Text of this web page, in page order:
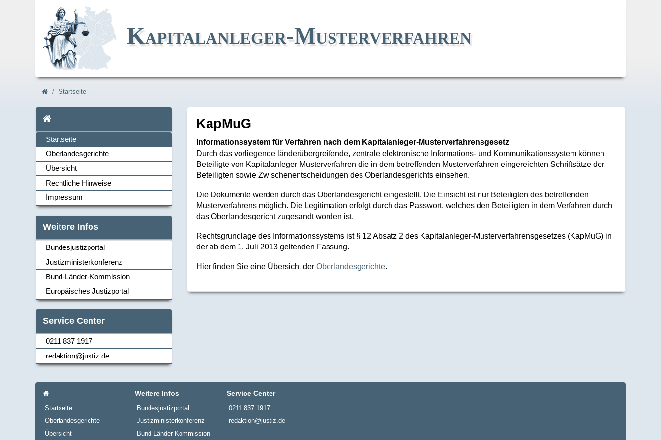
Kapitalanleger-Musterverfahren
Navi_breadcrum
Startseite
Startseite
Navi_links
Startseite
Oberlandesgerichte
Übersicht
Rechtliche Hinweise
Impressum
Weitere Infos
Navi_links
Bundesjustizportal
Justizministerkonferenz
Bund-Länder-Kommission
Europäisches Justizportal
Service Center
Navi_links
0211 837 1917
redaktion@justiz.de
KapMuG
Informationssystem für Verfahren nach dem Kapitalanleger-Musterverfahrensgesetz
Durch das vorliegende länderübergreifende, zentrale elektronische Informations- und Kommunikationssystem können
Beteiligte von Kapitalanleger-Musterverfahren die in dem betreffenden Musterverfahren eingereichten Schriftsätze der
Beteiligten sowie Zwischenentscheidungen des Oberlandesgerichts einsehen.
Die Dokumente werden durch das Oberlandesgericht eingestellt. Die Einsicht ist nur Beteiligten des betreffenden
Musterverfahrens möglich. Die Legitimation erfolgt durch das Passwort, welches den Beteiligten in dem Verfahren durch
das Oberlandesgericht zugesandt worden ist.
Rechtsgrundlage des Informationssystems ist § 12 Absatz 2 des Kapitalanleger-Musterverfahrensgesetzes (KapMuG) in
der ab dem 1. Juli 2013 geltenden Fassung.
Hier finden Sie eine Übersicht der Oberlandesgerichte.
Navi_footer
Startseite
Oberlandesgerichte
Übersicht
Weitere Infos
Bundesjustizportal
Justizministerkonferenz
Bund-Länder-Kommission
Service Center
0211 837 1917
redaktion@justiz.de